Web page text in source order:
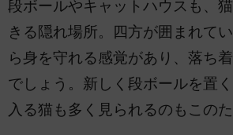
段ボールやキャットハウスも、
きる隠れ場所。四方が囲まれて
ら身を守れる感覚があり、落ち
でしょう。新しく段ボールを置
入る猫も多く見られるのもこのた